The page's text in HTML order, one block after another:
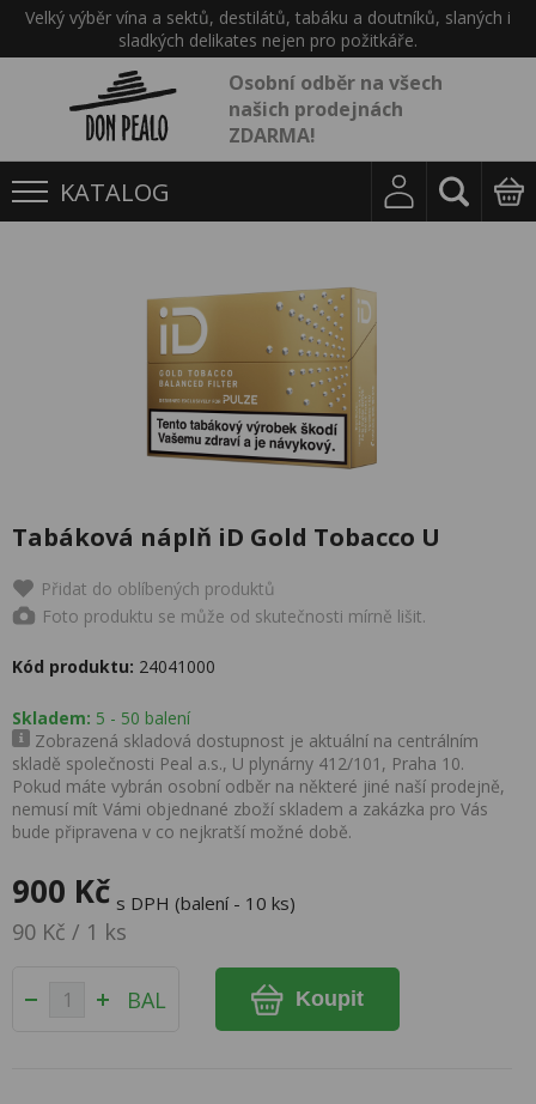
Velký výběr vína a sektů, destilátů, tabáku a doutníků, slaných i
sladkých delikates nejen pro požitkáře.
Osobní odběr na všech
našich prodejnách
ZDARMA!
KATALOG
Tabáková náplň iD Gold Tobacco U
Přidat do oblíbených produktů
Foto produktu se může od skutečnosti mírně lišit.
Kód produktu: 24041000
Skladem: 5 - 50 balení
Zobrazená skladová dostupnost je aktuální na centrálním
skladě společnosti Peal a.s., U plynárny 412/101, Praha 10.
Pokud máte vybrán osobní odběr na některé jiné naší prodejně,
nemusí mít Vámi objednané zboží skladem a zakázka pro Vás
bude připravena v co nejkratší možné době.
900 Kč s DPH (balení - 10 ks)
90 Kč / 1 ks
BAL Koupit